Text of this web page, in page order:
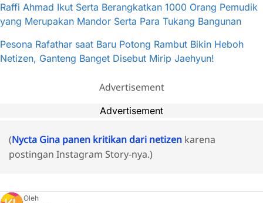
Raffi Ahmad Ikut Serta Berangkatkan 1000 Orang Pemudik
yang Merupakan Mandor Serta Para Tukang Bangunan
Pesona Rafathar saat Baru Potong Rambut Bikin Heboh
Netizen, Ganteng Banget Disebut Mirip Jaehyun!
Advertisement
Advertisement
(Nycta Gina panen kritikan dari netizen karena
postingan Instagram Story-nya.)
Oleh